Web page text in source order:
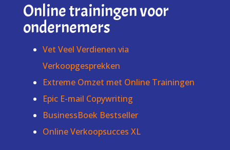
Online trainingen voor
ondernemers
Vet Veel Verdienen via
Verkoopgesprekken
Extreme Omzet met Online Trainingen
Epic E-mail Copywriting
BusinessBoek Bestseller
Online Verkoopsucces XL